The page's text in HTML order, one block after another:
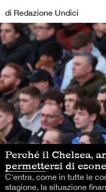
di Redazione Undici
Perché il Chelsea,
permettersi di
C'entra, come in tutte le
stagione, la situazione